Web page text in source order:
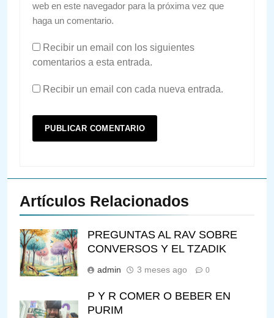
web en este navegador para la próxima vez que
haga un comentario.
Recibir un email con los siguientes
comentarios a esta entrada.
Recibir un email con cada nueva entrada.
Artículos Relacionados
PREGUNTAS AL RAV SOBRE
CONVERSOS Y EL TZADIK
admin 3 meses ago 0
P Y R COMER O BEBER EN
PURIM